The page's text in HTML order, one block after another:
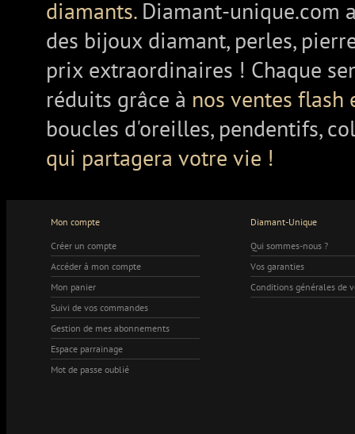
diamants. Diamant-unique.com
des bijoux diamant, perles,
prix extraordinaires ! Chaque
réduits grâce à nos ventes
boucles d'oreilles, pendentifs,
qui partagera votre vie !
Mon compte
Créer un compte
Accéder à mon compte
Mon panier
Suivi de vos commandes
Gestion de mes abonnements
Espace parrainage
Mot de passe oublié
Diamant-Unique
Qui sommes-nous ?
Vos garanties
Conditions générales de